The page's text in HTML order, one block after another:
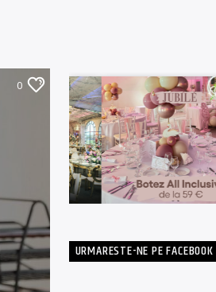
0
URMARESTE-NE PE FACEBOOK